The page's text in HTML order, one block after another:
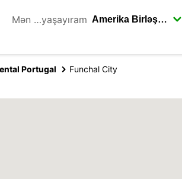
Mən …yaşayıram
Portugal Funchal City